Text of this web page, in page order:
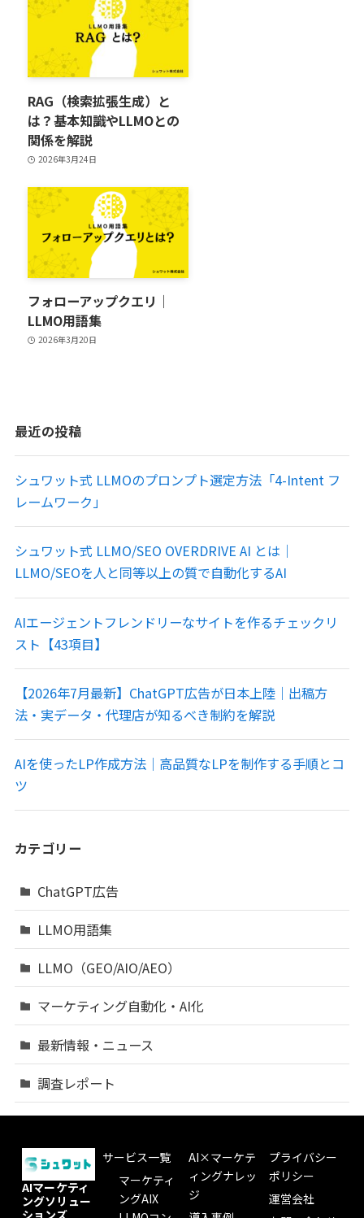
RAG（検索拡張生成）と
は？基本知識やLLMOとの
関係を解説
2026年3月24日
フォローアップクエリ｜
LLMO用語集
2026年3月20日
最近の投稿
シュワット式 LLMOのプロンプト選定方法「4-Intent フ
レームワーク」
シュワット式 LLMO/SEO OVERDRIVE AI とは｜
LLMO/SEOを人と同等以上の質で自動化するAI
AIエージェントフレンドリーなサイトを作るチェックリ
スト【43項目】
【2026年7月最新】ChatGPT広告が日本上陸｜出稿方
法・実データ・代理店が知るべき制約を解説
AIを使ったLP作成方法｜高品質なLPを制作する手順とコ
ツ
カテゴリー
ChatGPT広告
LLMO用語集
LLMO（GEO/AIO/AEO）
マーケティング自動化・AI化
最新情報・ニュース
調査レポート
AIマーケティ
ングソリュー
ションズ
サービス一覧
マーケティ
ングAIX
AI×マーケテ
ィングナレッ
ジ
プライバシー
ポリシー
運営会社